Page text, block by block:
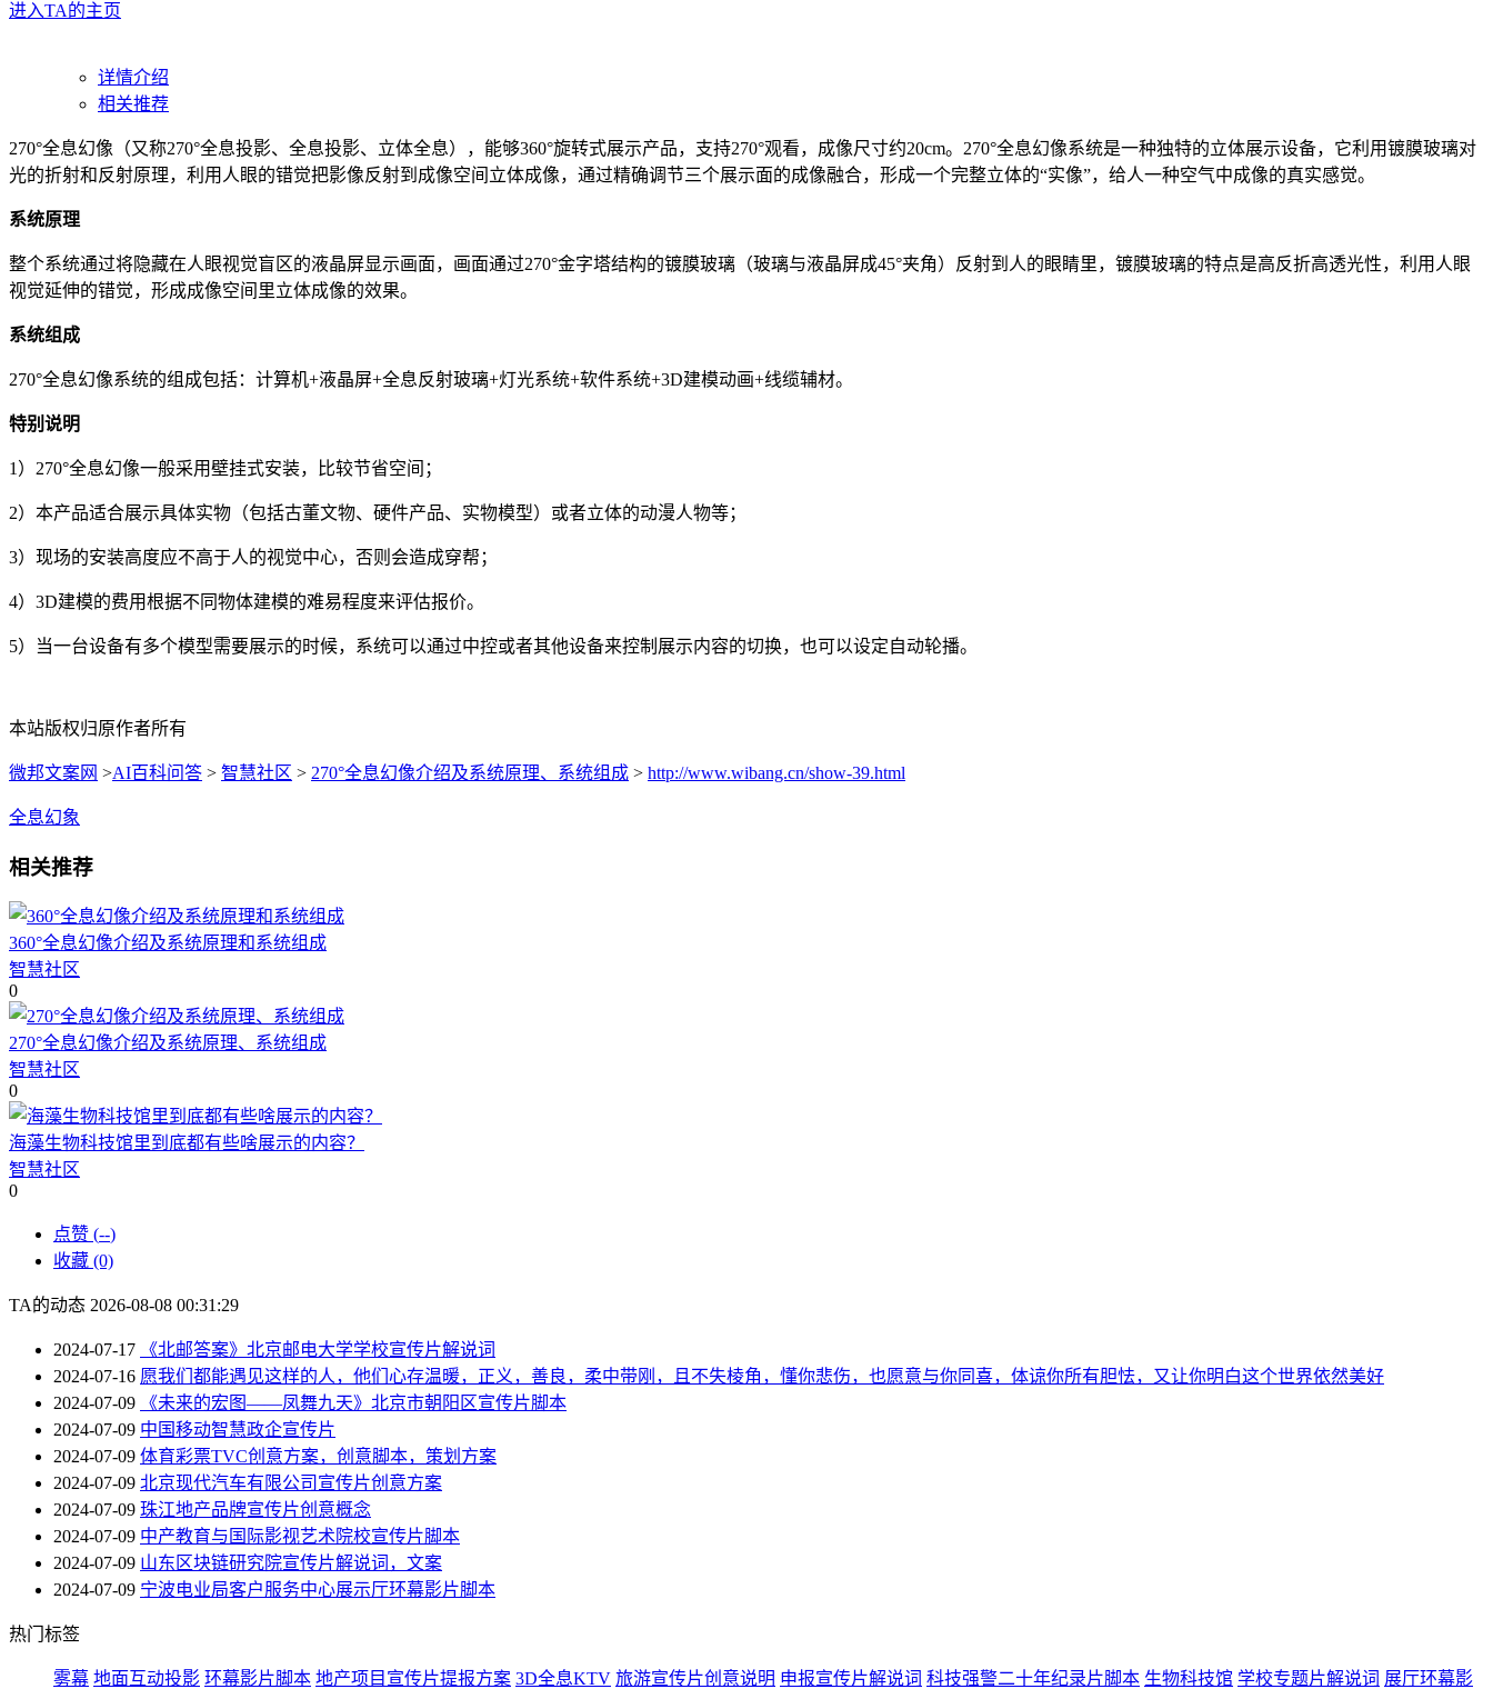
进入TA的主页
详情介绍
相关推荐
270°全息幻像（又称270°全息投影、全息投影、立体全息），能够360°旋转式展示产品，支持270°观看，成像尺寸约20cm。270°全息幻像系统是一种独特的立体展示设备，它利用镀膜玻璃对
光的折射和反射原理，利用人眼的错觉把影像反射到成像空间立体成像，通过精确调节三个展示面的成像融合，形成一个完整立体的“实像”，给人一种空气中成像的真实感觉。
系统原理
整个系统通过将隐藏在人眼视觉盲区的液晶屏显示画面，画面通过270°金字塔结构的镀膜玻璃（玻璃与液晶屏成45°夹角）反射到人的眼睛里，镀膜玻璃的特点是高反折高透光性，利用人眼
视觉延伸的错觉，形成成像空间里立体成像的效果。
系统组成
270°全息幻像系统的组成包括：计算机+液晶屏+全息反射玻璃+灯光系统+软件系统+3D建模动画+线缆辅材。
特别说明
1）270°全息幻像一般采用壁挂式安装，比较节省空间；
2）本产品适合展示具体实物（包括古董文物、硬件产品、实物模型）或者立体的动漫人物等；
3）现场的安装高度应不高于人的视觉中心，否则会造成穿帮；
4）3D建模的费用根据不同物体建模的难易程度来评估报价。
5）当一台设备有多个模型需要展示的时候，系统可以通过中控或者其他设备来控制展示内容的切换，也可以设定自动轮播。
本站版权归原作者所有
微邦文案网 >AI百科问答 > 智慧社区 > 270°全息幻像介绍及系统原理、系统组成 > http://www.wibang.cn/show-39.html
全息幻象
相关推荐
360°全息幻像介绍及系统原理和系统组成
智慧社区
0
270°全息幻像介绍及系统原理、系统组成
智慧社区
0
海藻生物科技馆里到底都有些啥展示的内容？
智慧社区
0
点赞 (--)
收藏 (0)
TA的动态 2026-08-08 00:31:29
2024-07-17
《北邮答案》北京邮电大学学校宣传片解说词
2024-07-16 愿我们都能遇见这样的人，他们心存温暖，正义，善良，柔中带刚，且不失棱角，懂你悲伤，也愿意与你同喜，体谅你所有胆怯，又让你明白这个世界依然美好
2024-07-09
《未来的宏图——凤舞九天》北京市朝阳区宣传片脚本
2024-07-09 中国移动智慧政企宣传片
2024-07-09 体育彩票TVC创意方案，创意脚本，策划方案
2024-07-09 北京现代汽车有限公司宣传片创意方案
2024-07-09 珠江地产品牌宣传片创意概念
2024-07-09 中产教育与国际影视艺术院校宣传片脚本
2024-07-09 山东区块链研究院宣传片解说词，文案
2024-07-09 宁波电业局客户服务中心展示厅环幕影片脚本
热门标签
雾幕 地面互动投影 环幕影片脚本 地产项目宣传片提报方案 3D全息KTV 旅游宣传片创意说明 申报宣传片解说词 科技强警二十年纪录片脚本 生物科技馆 学校专题片解说词 展厅环幕影